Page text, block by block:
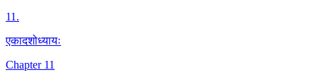
11.
एकादशोध्यायः
Chapter 11